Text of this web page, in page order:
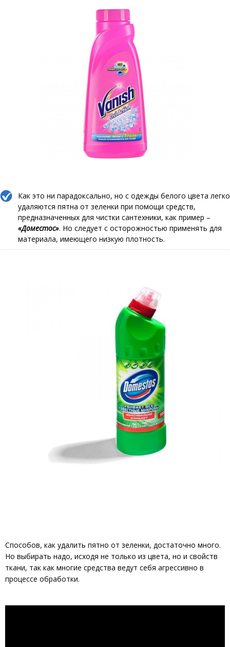
Как это ни парадоксально, но с одежды белого цвета легко
удаляются пятна от зеленки при помощи средств,
предназначенных для чистки сантехники, как пример –
«Доместос». Но следует с осторожностью применять для
материала, имеющего низкую плотность.
Способов, как удалить пятно от зеленки, достаточно много.
Но выбирать надо, исходя не только из цвета, но и свойств
ткани, так как многие средства ведут себя агрессивно в
процессе обработки.